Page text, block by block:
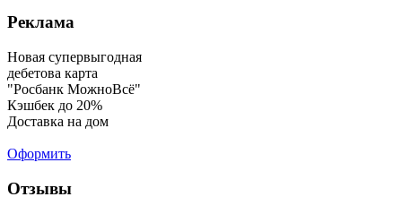
Реклама
Новая супервыгодная
дебетова карта
"Росбанк МожноВсё"
Кэшбек до 20%
Доставка на дом
Оформить
Отзывы